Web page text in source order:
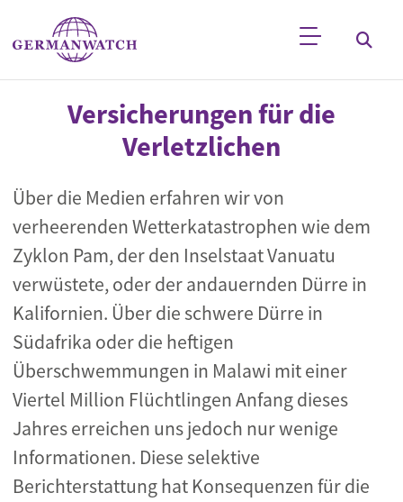
Direkt zum Inhalt
Stichwortsuche
Versicherungen für die
Verletzlichen
Über die Medien erfahren wir von
verheerenden Wetterkatastrophen wie dem
Zyklon Pam, der den Inselstaat Vanuatu
verwüstete, oder der andauernden Dürre in
Kalifornien. Über die schwere Dürre in
Südafrika oder die heftigen
Überschwemmungen in Malawi mit einer
Viertel Million Flüchtlingen Anfang dieses
Jahres erreichen uns jedoch nur wenige
Informationen. Diese selektive
Berichterstattung hat Konsequenzen für die